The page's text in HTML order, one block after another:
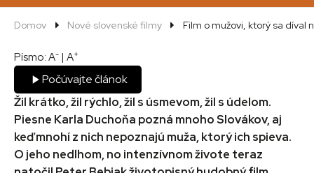
Domov Nové slovenské filmy Film o mužovi, ktorý sa díval
Písmo: A- | A+
Počúvajte článok
Žil krátko, žil rýchlo, žil s úsmevom, žil s údelom.
Piesne Karla Duchoňa pozná mnoho Slovákov, aj
keď mnohí z nich nepoznajú muža, ktorý ich spieva.
O jeho nedlhom, no intenzívnom živote teraz